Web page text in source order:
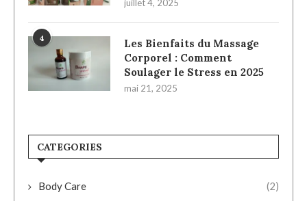
juillet 4, 2025
4
Les Bienfaits du Massage
Corporel : Comment
Soulager le Stress en 2025
mai 21, 2025
CATEGORIES
Body Care (2)